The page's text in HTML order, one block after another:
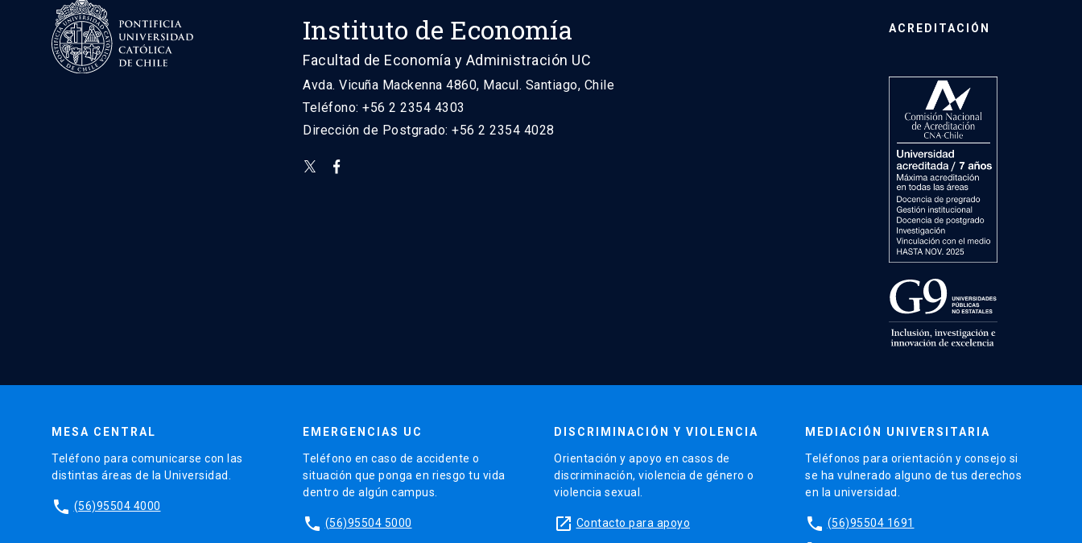
Instituto de Economía
Facultad de Economía y Administración UC
Avda. Vicuña Mackenna 4860, Macul. Santiago, Chile
Teléfono: +56 2 2354 4303
Dirección de Postgrado: +56 2 2354 4028
ACREDITACIÓN
MESA CENTRAL
Teléfono para comunicarse con las
distintas áreas de la Universidad.
phone (56)95504 4000
EMERGENCIAS UC
Teléfono en caso de accidente o
situación que ponga en riesgo tu vida
dentro de algún campus.
phone (56)95504 5000
DISCRIMINACIÓN Y VIOLENCIA
Orientación y apoyo en casos de
discriminación, violencia de género o
violencia sexual.
launch Contacto para apoyo
MEDIACIÓN UNIVERSITARIA
Teléfonos para orientación y consejo si
se ha vulnerado alguno de tus derechos
en la universidad.
phone (56)95504 1691